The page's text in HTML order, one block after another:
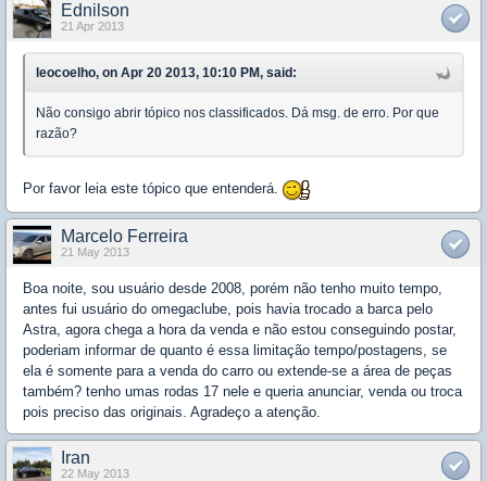
Ednilson
21 Apr 2013
leocoelho, on Apr 20 2013, 10:10 PM, said:
Não consigo abrir tópico nos classificados. Dá msg. de erro. Por que
razão?
Por favor leia este tópico que entenderá.
Marcelo Ferreira
21 May 2013
Boa noite, sou usuário desde 2008, porém não tenho muito tempo,
antes fui usuário do omegaclube, pois havia trocado a barca pelo
Astra, agora chega a hora da venda e não estou conseguindo postar,
poderiam informar de quanto é essa limitação tempo/postagens, se
ela é somente para a venda do carro ou extende-se a área de peças
também? tenho umas rodas 17 nele e queria anunciar, venda ou troca
pois preciso das originais. Agradeço a atenção.
Iran
22 May 2013